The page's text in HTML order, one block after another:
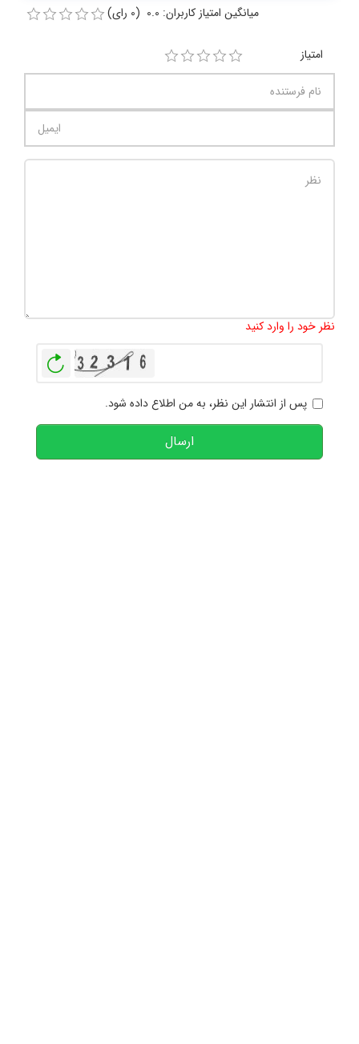
میانگین امتیاز کاربران: 0.0 (0 رای)
امتیاز
نظر خود را وارد کنید
پس از انتشار این نظر، به من اطلاع داده شود.
ارسال